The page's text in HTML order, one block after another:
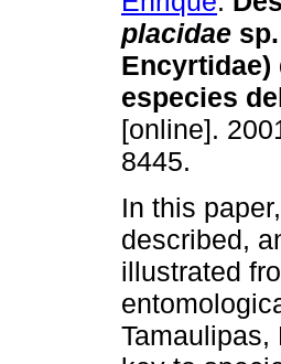
placidae
Encyrtidae)
especies
[online].
8445.
In this paper,
described,
illustrated